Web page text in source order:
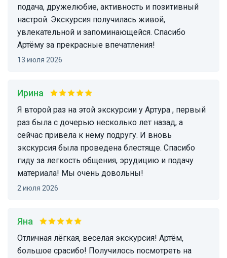
подача, дружелюбие, активность и позитивный
настрой. Экскурсия получилась живой,
увлекательной и запоминающейся. Спасибо
Артёму за прекрасные впечатления!
13 июля 2026
Ирина
Я второй раз на этой экскурсии у Артура , первый
раз была с дочерью несколько лет назад, а
сейчас привела к нему подругу. И вновь
экскурсия была проведена блестяще. Спасибо
гиду за легкость общения, эрудицию и подачу
материала! Мы очень довольны!
2 июля 2026
Яна
Отличная лёгкая, веселая экскурсия! Артём,
большое срасибо! Получилось посмотреть на